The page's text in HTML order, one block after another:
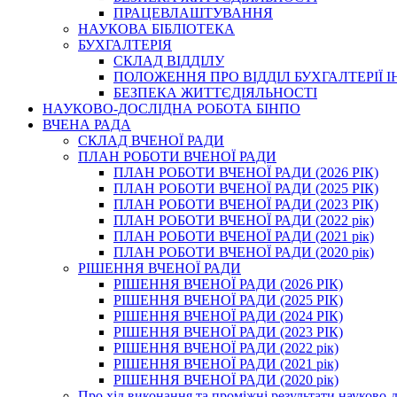
ПРАЦЕВЛАШТУВАННЯ
НАУКОВА БІБЛІОТЕКА
БУХГАЛТЕРІЯ
СКЛАД ВІДДІЛУ
ПОЛОЖЕННЯ ПРО ВІДДІЛ БУХГАЛТЕРІЇ
БЕЗПЕКА ЖИТТЄДІЯЛЬНОСТІ
НАУКОВО-ДОСЛІДНА РОБОТА БІНПО
ВЧЕНА РАДА
СКЛАД ВЧЕНОЇ РАДИ
ПЛАН РОБОТИ ВЧЕНОЇ РАДИ
ПЛАН РОБОТИ ВЧЕНОЇ РАДИ (2026 РІК)
ПЛАН РОБОТИ ВЧЕНОЇ РАДИ (2025 РІК)
ПЛАН РОБОТИ ВЧЕНОЇ РАДИ (2023 РІК)
ПЛАН РОБОТИ ВЧЕНОЇ РАДИ (2022 рік)
ПЛАН РОБОТИ ВЧЕНОЇ РАДИ (2021 рік)
ПЛАН РОБОТИ ВЧЕНОЇ РАДИ (2020 рік)
РІШЕННЯ ВЧЕНОЇ РАДИ
РІШЕННЯ ВЧЕНОЇ РАДИ (2026 РІК)
РІШЕННЯ ВЧЕНОЇ РАДИ (2025 РІК)
РІШЕННЯ ВЧЕНОЇ РАДИ (2024 РІК)
РІШЕННЯ ВЧЕНОЇ РАДИ (2023 РІК)
РІШЕННЯ ВЧЕНОЇ РАДИ (2022 рік)
РІШЕННЯ ВЧЕНОЇ РАДИ (2021 рік)
РІШЕННЯ ВЧЕНОЇ РАДИ (2020 рік)